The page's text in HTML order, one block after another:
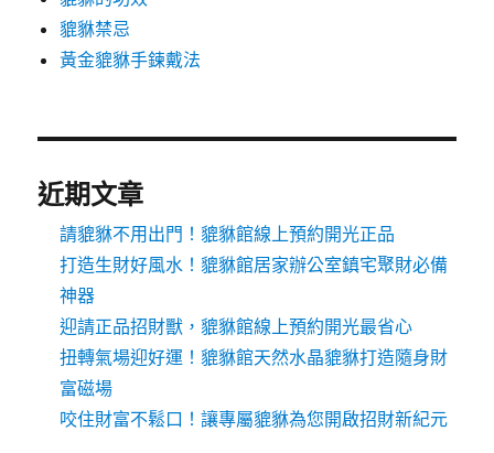
貔貅禁忌
黃金貔貅手鍊戴法
近期文章
請貔貅不用出門！貔貅館線上預約開光正品
打造生財好風水！貔貅館居家辦公室鎮宅聚財必備
神器
迎請正品招財獸，貔貅館線上預約開光最省心
扭轉氣場迎好運！貔貅館天然水晶貔貅打造隨身財
富磁場
咬住財富不鬆口！讓專屬貔貅為您開啟招財新紀元